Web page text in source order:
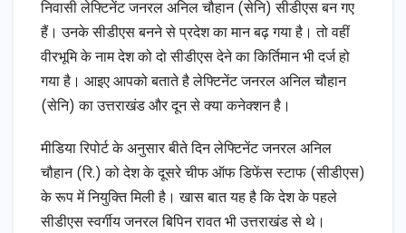
निवासी लेफ्टिनेंट जनरल अनिल चौहान (सेनि) सीडीएस बन गए
हैं। उनके सीडीएस बनने से प्रदेश का मान बढ़ गया है। तो वहीं
वीरभूमि के नाम देश को दो सीडीएस देने का किर्तिमान भी दर्ज हो
गया है। आइए आपको बताते है लेफ्टिनेंट जनरल अनिल चौहान
(सेनि) का उत्तराखंड और दून से क्या कनेक्शन है।
मीडिया रिपोर्ट के अनुसार बीते दिन लेफ्टिनेंट जनरल अनिल
चौहान (रि.) को देश के दूसरे चीफ ऑफ डिफेंस स्टाफ (सीडीएस)
के रूप में नियुक्ति मिली है। खास बात यह है कि देश के पहले
सीडीएस स्वर्गीय जनरल बिपिन रावत भी उत्तराखंड से थे।